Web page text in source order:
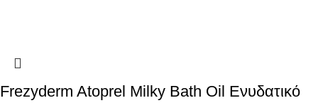
Frezyderm Atoprel Milky Bath Oil Ενυδατικό